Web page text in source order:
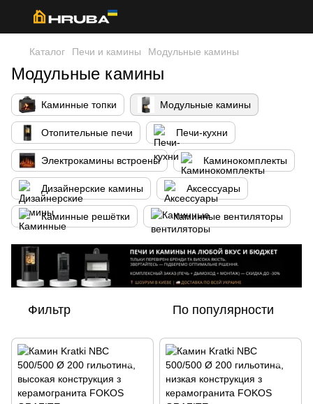
Каталог Печи и камины Модульные камины
Модульные камины
Каминные топки Модульные камины
Отопительные печи Печи-кухни
Электрокамины встроены Каминокомплекты
Дизайнерские камины Аксессуары
Каминные решётки Каминные вентиляторы
Фильтр По популярности